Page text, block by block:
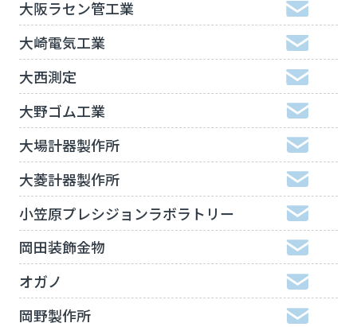
大阪ラセン管工業
大崎電気工業
大西測定
大野ゴム工業
大場計器製作所
大菱計器製作所
小笠原プレシジョンラボラトリー
岡田装飾金物
オガノ
岡野製作所